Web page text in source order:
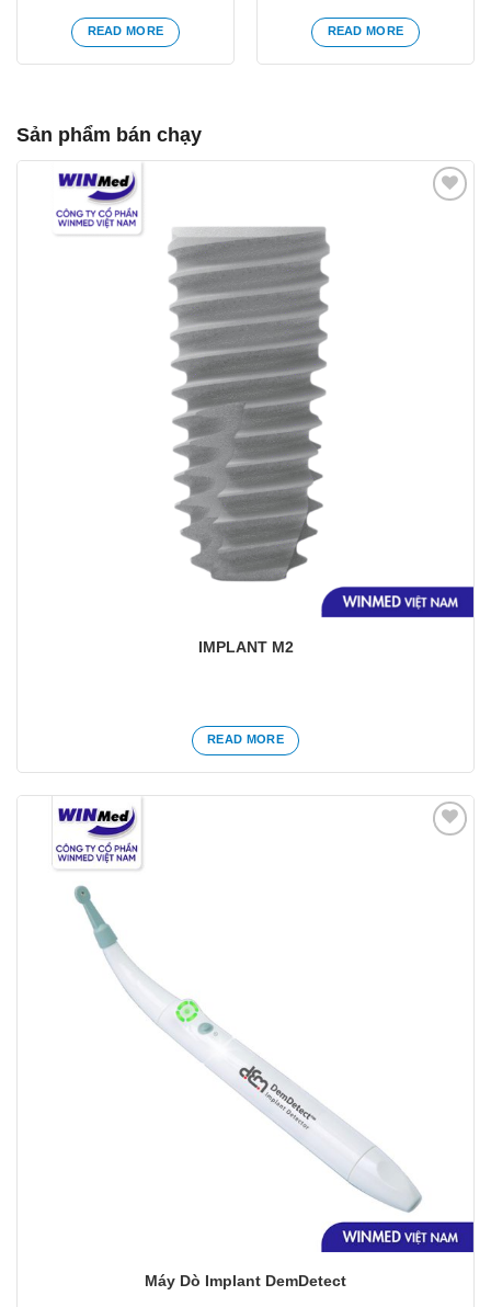
READ MORE READ MORE
Sản phẩm bán chạy
IMPLANT M2
READ MORE
Máy Dò Implant DemDetect